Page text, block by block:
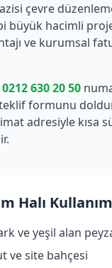
çevre
büyük hacimli
ve kurumsal
0212 630 20 50
formunu
adresiyle kısa
Halı
ve yeşil alan
ve site bahçesi